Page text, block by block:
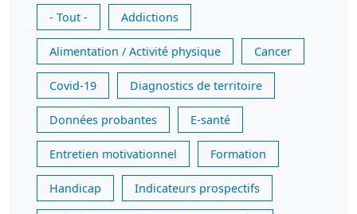
- Tout -
Addictions
Alimentation / Activité physique Cancer
Covid-19 Diagnostics de territoire
Données probantes E-santé
Entretien motivationnel Formation
Handicap Indicateurs prospectifs